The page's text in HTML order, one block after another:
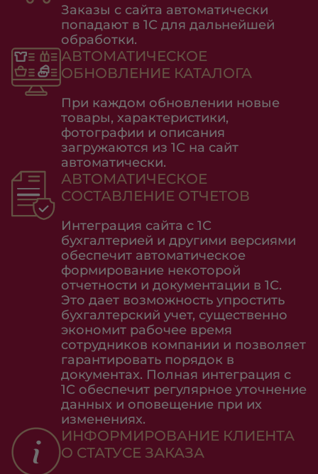
Заказы с сайта автоматически
попадают в 1С для дальнейшей
обработки.
АВТОМАТИЧЕСКОЕ
ОБНОВЛЕНИЕ КАТАЛОГА
При каждом обновлении новые
товары, характеристики,
фотографии и описания
загружаются из 1С на сайт
автоматически.
АВТОМАТИЧЕСКОЕ
СОСТАВЛЕНИЕ ОТЧЕТОВ
Интеграция сайта с 1С
бухгалтерией и другими версиями
обеспечит автоматическое
формирование некоторой
отчетности и документации в 1С.
Это дает возможность упростить
бухгалтерский учет, существенно
экономит рабочее время
сотрудников компании и позволяет
гарантировать порядок в
документах. Полная интеграция с
1С обеспечит регулярное уточнение
данных и оповещение при их
изменениях.
ИНФОРМИРОВАНИЕ КЛИЕНТА
О СТАТУСЕ ЗАКАЗА